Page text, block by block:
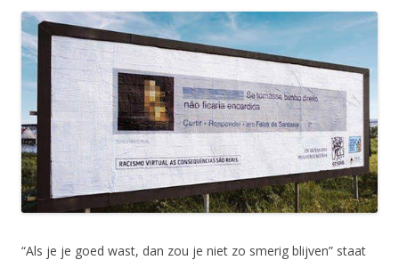
“Als je je goed wast, dan zou je niet zo smerig blijven” staat